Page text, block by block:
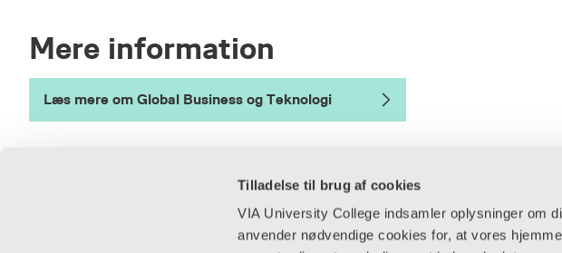
Tilladelse til brug af cookies
VIA University College indsamler oplysninger om
anvender nødvendige cookies for, at vores
Mere information
Læs mere om Global Business og Teknologi